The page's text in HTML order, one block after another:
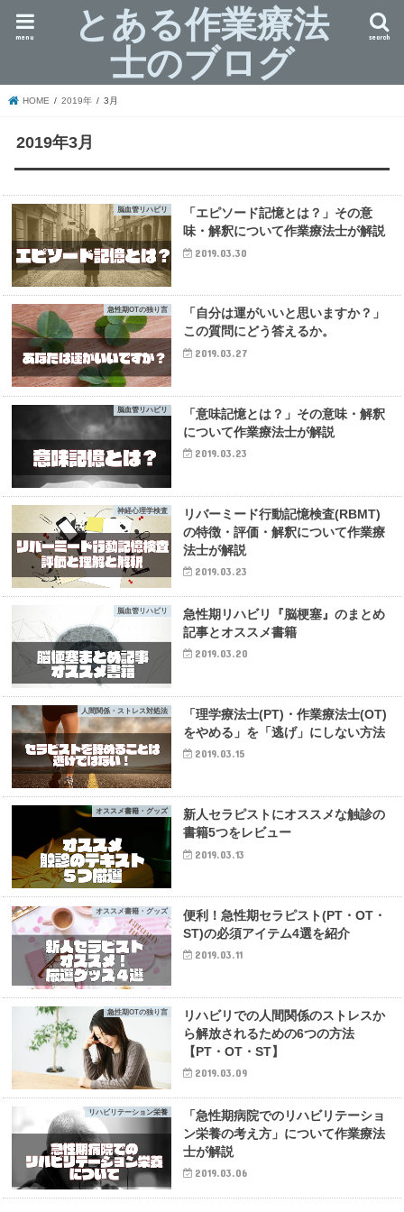
とある作業療法
士のブログ
search
menu
HOME 2019年 3月
2019年3月
脳血管リハビリ
「エピソード記憶とは？」その意
味・解釈について作業療法士が解説
2019.03.30
急性期OTの独り言
「自分は運がいいと思いますか？」
この質問にどう答えるか。
2019.03.27
脳血管リハビリ
「意味記憶とは？」その意味・解釈
について作業療法士が解説
2019.03.23
神経心理学検査
リバーミード行動記憶検査(RBMT)
の特徴・評価・解釈について作業療
法士が解説
2019.03.23
脳血管リハビリ
急性期リハビリ『脳梗塞』のまとめ
記事とオススメ書籍
2019.03.20
人間関係・ストレス対処法
「理学療法士(PT)・作業療法士(OT)
をやめる」を「逃げ」にしない方法
2019.03.15
オススメ書籍・グッズ
新人セラピストにオススメな触診の
書籍5つをレビュー
2019.03.13
オススメ書籍・グッズ
便利！急性期セラピスト(PT・OT・
ST)の必須アイテム4選を紹介
2019.03.11
急性期OTの独り言
リハビリでの人間関係のストレスか
ら解放されるための6つの方法
【PT・OT・ST】
2019.03.09
リハビリテーション栄養
「急性期病院でのリハビリテーショ
ン栄養の考え方」について作業療法
士が解説
2019.03.06